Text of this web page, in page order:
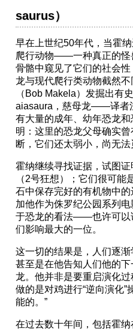
saurus）
早在上世纪50年代，当霍
爬行动物——一种真正的怪
骨骼中窥见了它们的社会
龙与现代爬行类动物截然
（Bob Makela）发掘出
aiasaura，慈母龙——译者
有大量的成年、幼年恐龙
明：这里的恐龙父母确实
断，它们还太弱小，尚无法
霍纳继续寻找证据，试图
（2号狂想）；它们很可
石中保存完好的有机物中
加他作为侏罗纪公园系列
于恐龙的看法——也许可以
们影响最大的一位。
这一切的结果是，人们逐
甚至是在他告知人们他的
龙。他并非是要重启演化
做的是对鸡进行“逆向演化”
能的。”
在过去数十年间，包括霍